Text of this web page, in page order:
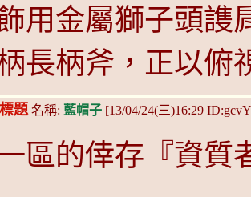
用金屬獅子頭謢
長柄斧，正以俯
題 名稱: 藍帽子 [13/04/24(三)16:29
一區的倖存『資